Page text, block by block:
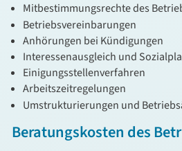
Mitbestimmungsrechte des
Betriebsvereinbarungen
Anhörungen bei Kündigungen
Interessenausgleich und
Einigungsstellenverfahren
Arbeitszeitregelungen
Umstrukturierungen und
Beratungskosten des